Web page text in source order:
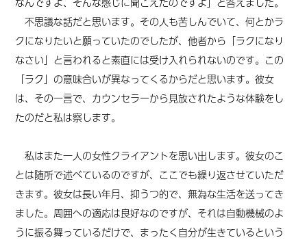
不思議な話だと思います。その人も苦しんでいて、何とかラ
クになりたいと願っていたのでしたが、他者から「ラクになり
なさい」と言われると素直には受け入れられないのです。この
「ラク」の意味合いが異なってくるからだと思います。彼女
は、 その一言で、カウンセラーから見放されたような体験をし
たのだと私は察します。
私はまた一人の女性クライアントを思い出します。彼女のこ
とは随所で述べているのですが、ここでも繰り返させていただ
きます。彼女は長い年月、抑うつ的で、無為な生活を送ってき
ました。周囲への適応は良好なのですが、それは自動機械のよ
うに振る舞っているだけで、まったく自分が生きているという